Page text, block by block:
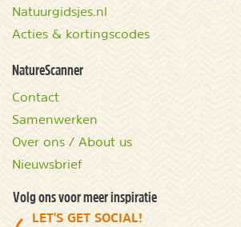
Natuurgidsjes.nl
Acties & kortingscodes
NatureScanner
Contact
Samenwerken
Over ons / About us
Nieuwsbrief
Volg ons voor meer inspiratie
LET'S GET SOCIAL!